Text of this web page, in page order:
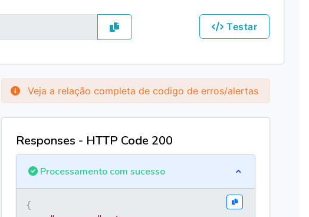
Testar
Veja a relação completa de codigo de erros/alertas
Responses - HTTP Code 200
Processamento com sucesso
{